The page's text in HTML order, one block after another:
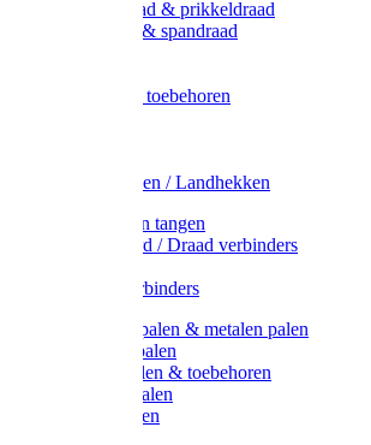
Metaal draad & prikkeldraad
Binddraad & spandraad
Afrasternet toebehoren
Weidehekken / Landhekken
Spanners en tangen
Lint / Koord / Draad verbinders
Litzclip verbinders
Recycling palen & metalen palen
Kunststof palen
T-Post t-palen & toebehoren
Glasfiber palen
Houten palen